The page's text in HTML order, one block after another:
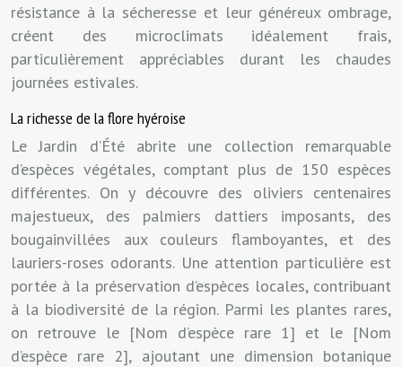
résistance à la sécheresse et leur généreux ombrage,
créent des microclimats idéalement frais,
particulièrement appréciables durant les chaudes
journées estivales.
La richesse de la flore hyéroise
Le Jardin d’Été abrite une collection remarquable
d’espèces végétales, comptant plus de 150 espèces
différentes. On y découvre des oliviers centenaires
majestueux, des palmiers dattiers imposants, des
bougainvillées aux couleurs flamboyantes, et des
lauriers-roses odorants. Une attention particulière est
portée à la préservation d’espèces locales, contribuant
à la biodiversité de la région. Parmi les plantes rares,
on retrouve le [Nom d’espèce rare 1] et le [Nom
d’espèce rare 2], ajoutant une dimension botanique